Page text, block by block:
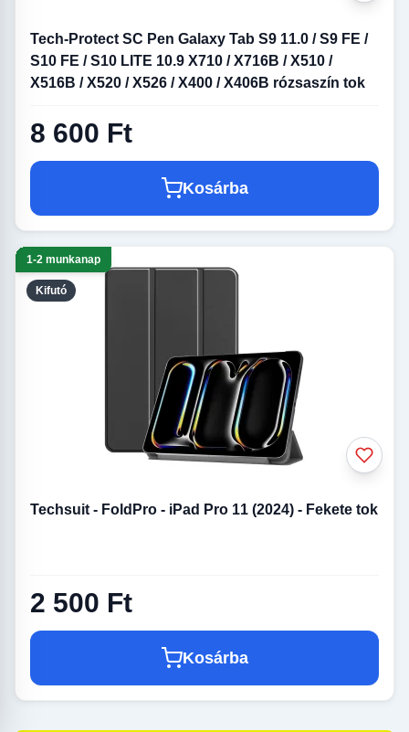
Tech-Protect SC Pen Galaxy Tab S9 11.0 / S9 FE /
S10 FE / S10 LITE 10.9 X710 / X716B / X510 /
X516B / X520 / X526 / X400 / X406B rózsaszín tok
8 600 Ft
Kosárba
Kifutó
1-2 munkanap
Techsuit - FoldPro - iPad Pro 11 (2024) - Fekete tok
2 500 Ft
Kosárba